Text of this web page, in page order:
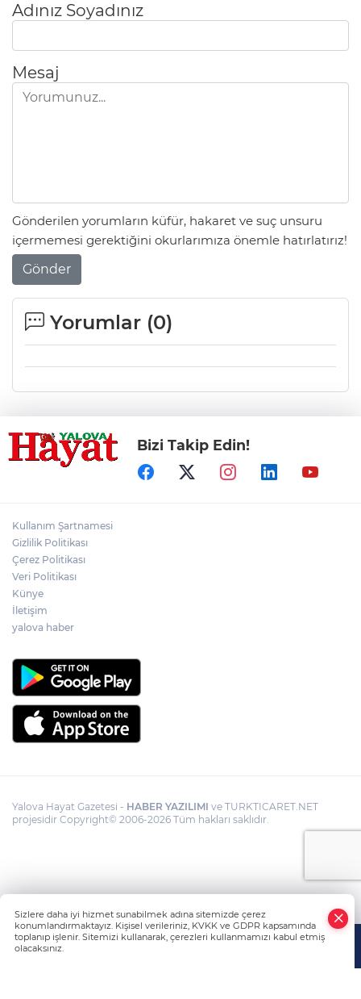
Adınız Soyadınız
Mesaj
Gönderilen yorumların küfür, hakaret ve suç unsuru
içermemesi gerektiğini okurlarımıza önemle hatırlatırız!
Gönder
Yorumlar (0)
Bizi Takip Edin!
Kullanım Şartnamesi
Gizlilik Politikası
Çerez Politikası
Veri Politikası
Künye
İletişim
yalova haber
Yalova Hayat Gazetesi - HABER YAZILIMI ve TURKTICARET.NET
projesidir Copyright© 2006-2026 Tüm hakları saklıdır.
Sizlere daha iyi hizmet sunabilmek adına sitemizde çerez
konumlandırmaktayız. Kişisel verileriniz, KVKK ve GDPR kapsamında
toplanıp işlenir. Sitemizi kullanarak, çerezleri kullanmamızı kabul etmiş
olacaksınız.